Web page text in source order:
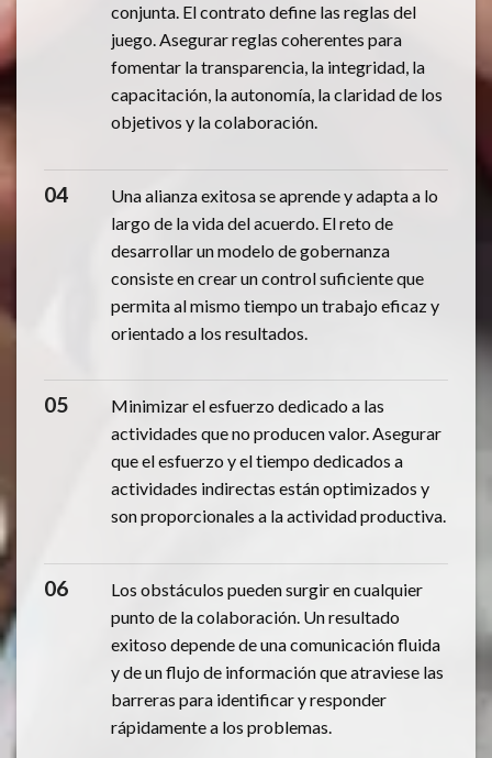
conjunta. El contrato define las reglas del
juego. Asegurar reglas coherentes para
fomentar la transparencia, la integridad, la
capacitación, la autonomía, la claridad de los
objetivos y la colaboración.
04
Una alianza exitosa se aprende y adapta a lo
largo de la vida del acuerdo. El reto de
desarrollar un modelo de gobernanza
consiste en crear un control suficiente que
permita al mismo tiempo un trabajo eficaz y
orientado a los resultados.
05
Minimizar el esfuerzo dedicado a las
actividades que no producen valor. Asegurar
que el esfuerzo y el tiempo dedicados a
actividades indirectas están optimizados y
son proporcionales a la actividad productiva.
06
Los obstáculos pueden surgir en cualquier
punto de la colaboración. Un resultado
exitoso depende de una comunicación fluida
y de un flujo de información que atraviese las
barreras para identificar y responder
rápidamente a los problemas.